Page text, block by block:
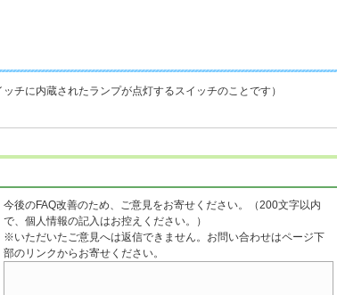
チに内蔵されたランプが点灯するスイッチのことです）
今後のFAQ改善のため、ご意見をお寄せください。（200文字以内
で、個人情報の記入はお控えください。）
※いただいたご意見へは返信できません。お問い合わせはページ下
部のリンクからお寄せください。